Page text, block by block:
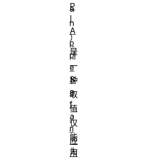
a
n
）
是
一
种
取
值
仅
能
为
P
I
A
p
pl
e
S
a
f
a
ri
应
用